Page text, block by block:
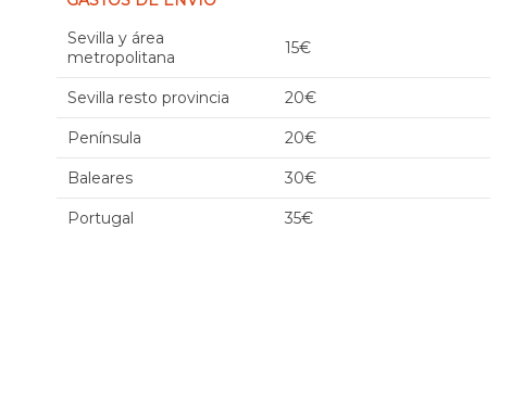
Sevilla y área
metropolitana
15€
Sevilla resto provincia 20€
Península 20€
Baleares 30€
Portugal 35€